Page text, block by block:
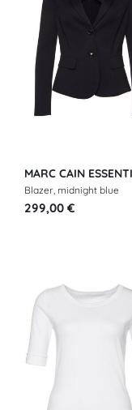
MARC CAIN
Blazer, midnight blue
299,00 €